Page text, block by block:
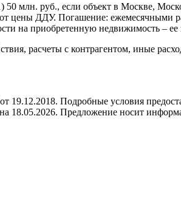
млн. руб., если объект в Москве,
цены ДДУ. Погашение: ежемесячными
на приобретенную недвижимость – ее
расчеты с контрагентом, иные
Подробные условия
Предложение носит